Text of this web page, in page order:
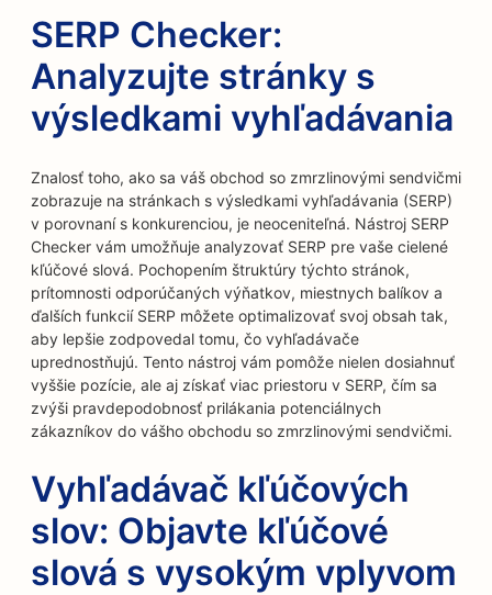
SERP Checker:
Analyzujte stránky s
výsledkami vyhľadávania
Znalosť toho, ako sa váš obchod so zmrzlinovými sendvičmi
zobrazuje na stránkach s výsledkami vyhľadávania (SERP)
v porovnaní s konkurenciou, je neoceniteľná. Nástroj SERP
Checker vám umožňuje analyzovať SERP pre vaše cielené
kľúčové slová. Pochopením štruktúry týchto stránok,
prítomnosti odporúčaných výňatkov, miestnych balíkov a
ďalších funkcií SERP môžete optimalizovať svoj obsah tak,
aby lepšie zodpovedal tomu, čo vyhľadávače
uprednostňujú. Tento nástroj vám pomôže nielen dosiahnuť
vyššie pozície, ale aj získať viac priestoru v SERP, čím sa
zvýši pravdepodobnosť prilákania potenciálnych
zákazníkov do vášho obchodu so zmrzlinovými sendvičmi.
Vyhľadávač kľúčových
slov: Objavte kľúčové
slová s vysokým vplyvom